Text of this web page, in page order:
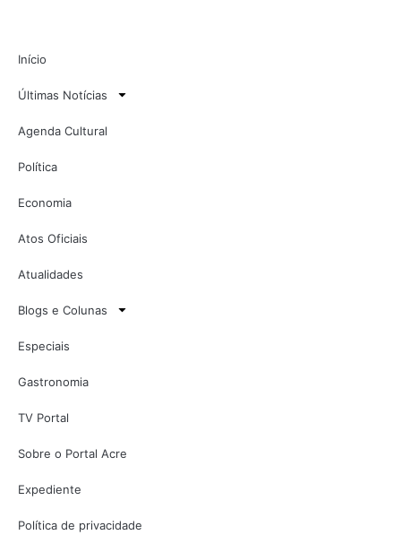
Início
Últimas Notícias
Agenda Cultural
Política
Economia
Atos Oficiais
Atualidades
Blogs e Colunas
Especiais
Gastronomia
TV Portal
Sobre o Portal Acre
Expediente
Política de privacidade